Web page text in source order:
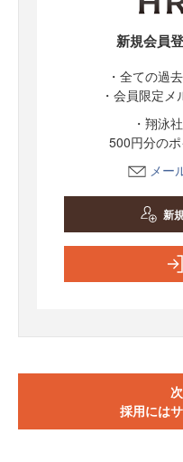
新規会員
・全ての過
・会員限定
・翔泳
500円分の
メー
新
採用には